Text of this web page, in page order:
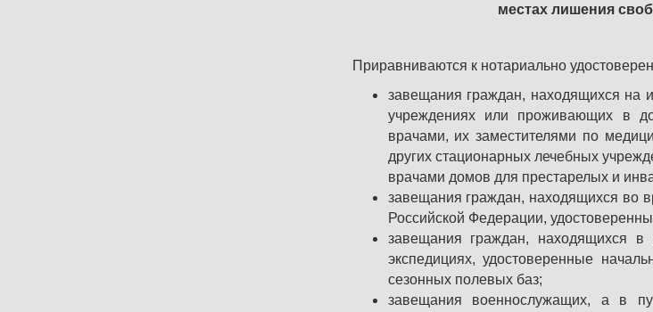
местах лишения
Приравниваются к нотариально
завещания граждан, находящихся на
учреждениях или проживающих в
врачами, их заместителями по
других стационарных лечебных
врачами домов для престарелых и
завещания граждан, находящихся во
Российской Федерации,
завещания граждан, находящихся в
экспедициях, удостоверенные
сезонных полевых баз;
завещания военнослужащих, а в